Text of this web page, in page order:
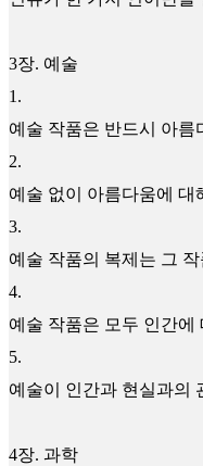
3장. 예술
1 .
예술 작품은 반드시 아름
2.
예술 없이 아름다움에 대
3.
예술 작품의 복제는 그
4.
예술 작품은 모두 인간에
5.
예술이 인간과 현실과의
4장. 과학